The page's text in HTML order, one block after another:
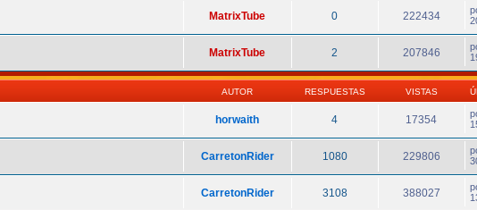
MatrixTube 0 222434
MatrixTube 2 207846
AUTOR RESPUESTAS VISTAS
horwaith 4 17354
CarretonRider 1080 229806
CarretonRider 3108 388027